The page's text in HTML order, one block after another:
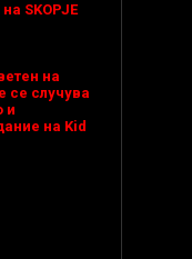
SKOPJE
на
се случува
и
на Kid